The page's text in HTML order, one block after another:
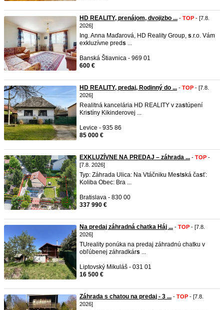
HD REALITY, prenájom, dvojizbo ... - TOP - [7.8.
2026]
Ing. Anna Maďarová, HD Reality Group, s.r.o. Vám
exkluzívne preds ...
Banská Štiavnica - 969 01
600 €
HD REALITY, predaj, Rodinný do ... - TOP - [7.8.
2026]
Realitná kancelária HD REALITY v zastúpení
Kristíny Kikinderovej ...
Levice - 935 86
85 000 €
EXKLUZÍVNE NA PREDAJ – záhrada ... - TOP -
[7.8. 2026]
Typ: Záhrada Ulica: Na Vtáčniku Mestská časť:
Koliba Obec: Bra ...
Bratislava - 830 00
337 990 €
Na predaj záhradná chatka Háj ... - TOP - [7.8.
2026]
TUreality ponúka na predaj záhradnú chatku v
obľúbenej záhradkárs ...
Liptovský Mikuláš - 031 01
16 500 €
Záhrada s chatou na predaj - 3 ... - TOP - [7.8.
2026]